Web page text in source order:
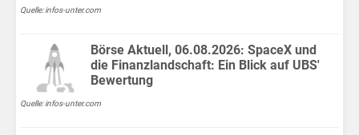
Fakten
Quelle: infos-unter.com
Börse Aktuell, 06.08.2026: SpaceX und
die Finanzlandschaft: Ein Blick auf UBS'
Bewertung
Quelle: infos-unter.com